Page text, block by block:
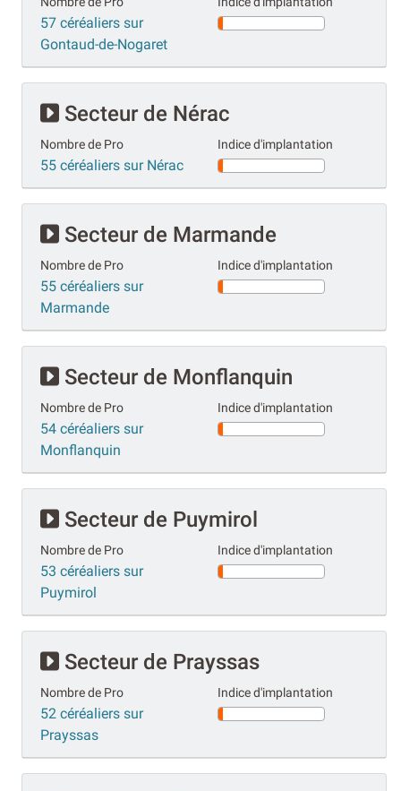
57 céréaliers sur
Gontaud-de-Nogaret
Secteur de Nérac
Nombre de Pro
55 céréaliers sur Nérac
Indice d'implantation
Secteur de Marmande
Nombre de Pro
55 céréaliers sur
Marmande
Indice d'implantation
Secteur de Monflanquin
Nombre de Pro
54 céréaliers sur
Monflanquin
Indice d'implantation
Secteur de Puymirol
Nombre de Pro
53 céréaliers sur
Puymirol
Indice d'implantation
Secteur de Prayssas
Nombre de Pro
52 céréaliers sur
Prayssas
Indice d'implantation